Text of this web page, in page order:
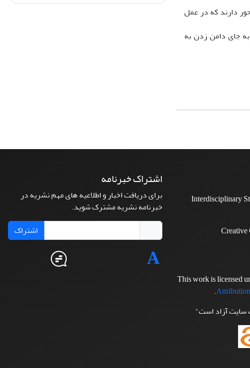
دارند که در عمل
جای دامن زدن به
Interdisciplinary
This work is licensed
.
سایت آزاد است"
اشتراک خبرنامه
برای دریافت اخبار و اطلاعیه های مهم نشریه در
خبرنامه نشریه مشترک شوید.
اشتراک